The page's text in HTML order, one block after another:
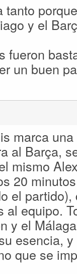
tanto
y el
fueron
un buen
marca
al Barça,
mismo
20
el
al equipo.
y el
esencia,
que se